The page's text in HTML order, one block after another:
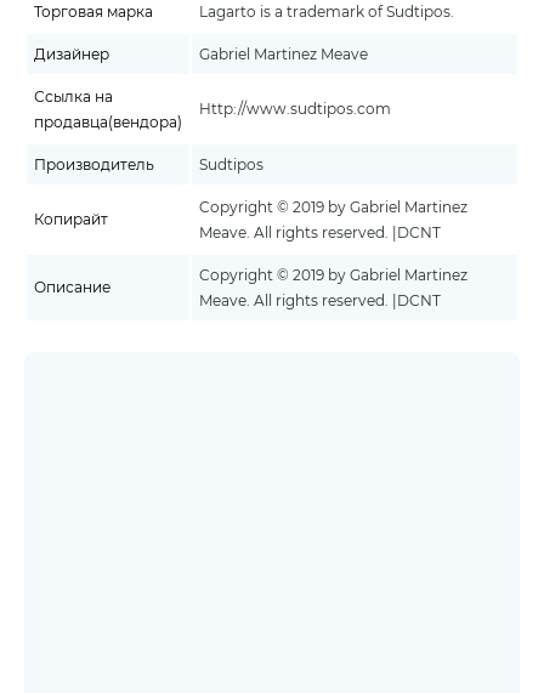
Торговая марка Lagarto is a trademark of Sudtipos.
Дизайнер Gabriel Martinez Meave
Ссылка на
продавца(вендора)
Http://www.sudtipos.com
Производитель Sudtipos
Копирайт
Copyright © 2019 by Gabriel Martinez
Meave. All rights reserved. |DCNT
Описание
Copyright © 2019 by Gabriel Martinez
Meave. All rights reserved. |DCNT